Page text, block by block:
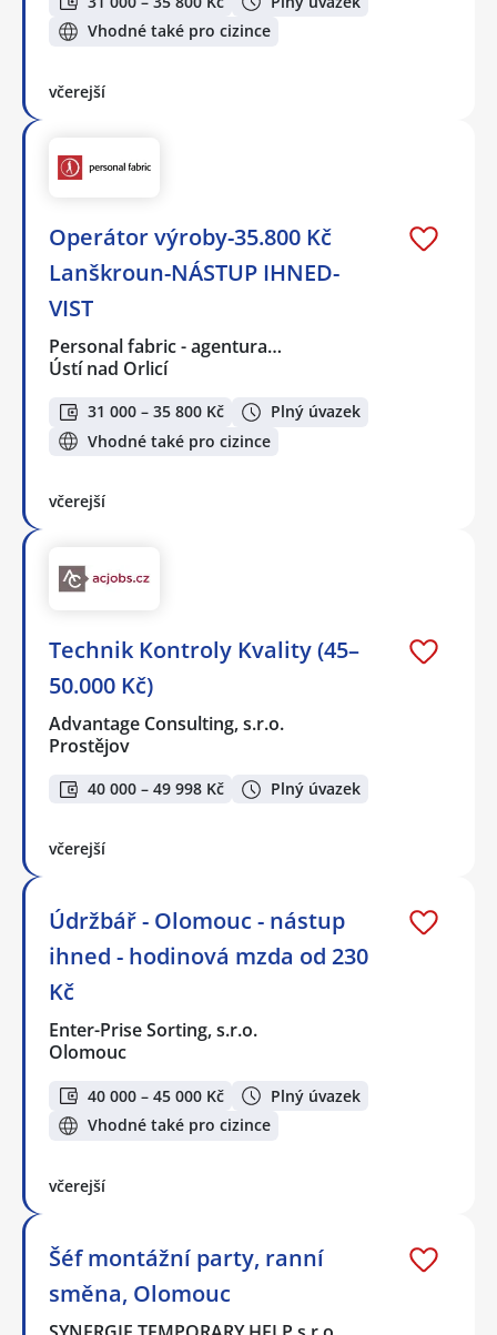
Vhodné také pro cizince
včerejší
Operátor výroby-35.800 Kč
Lanškroun-NÁSTUP IHNED-
VIST
Personal fabric - agentura…
Ústí nad Orlicí
31 000 – 35 800 Kč
Plný úvazek
Vhodné také pro cizince
včerejší
Technik Kontroly Kvality (45–
50.000 Kč)
Advantage Consulting, s.r.o.
Prostějov
40 000 – 49 998 Kč Plný úvazek
včerejší
Údržbář - Olomouc - nástup
ihned - hodinová mzda od 230
Kč
Enter-Prise Sorting, s.r.o.
Olomouc
40 000 – 45 000 Kč
Plný úvazek
Vhodné také pro cizince
včerejší
Šéf montážní party, ranní
směna, Olomouc